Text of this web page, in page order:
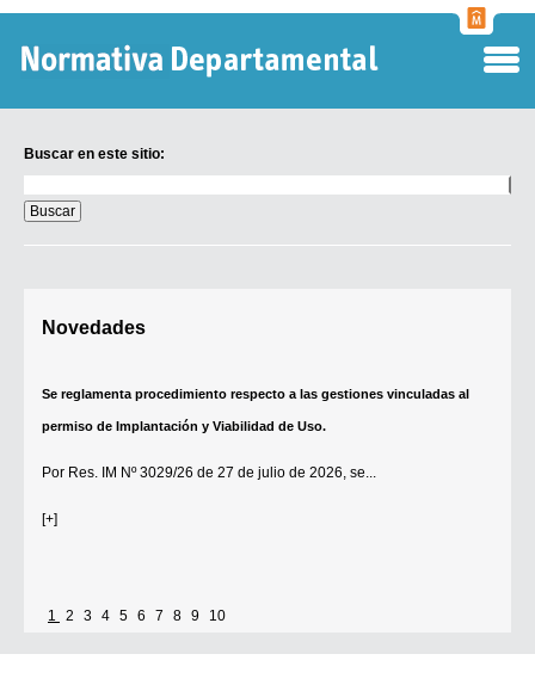
Buscar en este sitio:
en
este
sitio:
Novedades
Se reglamenta procedimiento respecto a las gestiones vinculadas al
permiso de Implantación y Viabilidad de Uso.
Por Res. IM Nº 3029/26 de 27 de julio de 2026, se...
[+]
1 2 3 4 5 6 7 8 9 10